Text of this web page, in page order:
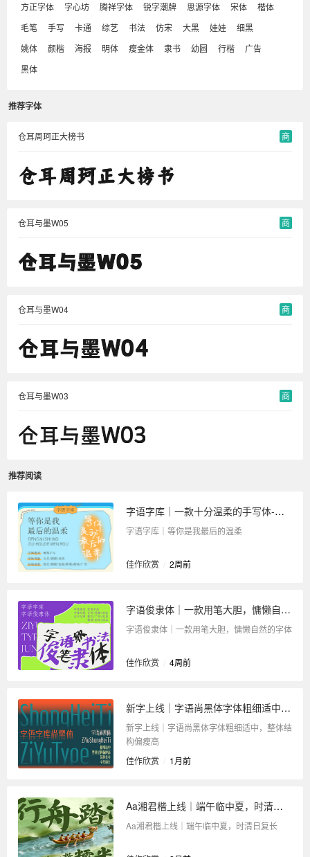
方正字体 字心坊 腾祥字体 锐字潮牌 思源字体 宋体
楷体
毛笔
手写 卡通 综艺 书法 仿宋 大黑 娃娃
细黑
姚体
颜楷 海报 明体 瘦金体 隶书 幼圆 行楷
广告
黑体
推荐字体
仓耳周珂正大榜书 商
仓耳与墨W05 商
仓耳与墨W04 商
仓耳与墨W03 商
推荐阅读
字语字库｜一款十分温柔的手写体-等你是我最后的温柔
字语字库｜等你是我最后的温柔
佳作欣赏 2周前
字语俊隶体｜一款用笔大胆，慵懒自然的字体
字语俊隶体｜一款用笔大胆，慵懒自然的字体
佳作欣赏 4周前
新字上线｜字语尚黑体字体粗细适中，整体结构偏瘦高
新字上线｜字语尚黑体字体粗细适中，整体结
构偏瘦高
佳作欣赏
1月前
Aa湘君楷上线｜端午临中夏，时清日复长
Aa湘君楷上线｜端午临中夏，时清日复长